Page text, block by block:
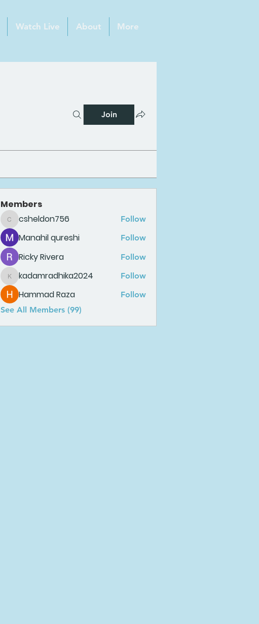
Watch Live About More
Join
Members
csheldon756
csheldon756 Follow
Manahil qureshi Follow
Ricky Rivera Follow
kadamradhika2024
kadamradhika2024 Follow
Hammad Raza
Follow
See All Members (99)